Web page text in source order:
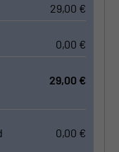
29,00 €
0,00 €
29,00 €
0,00 €